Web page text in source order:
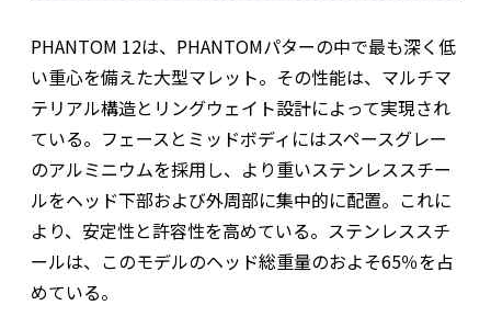
PHANTOM 12は、PHANTOMパターの中で最も深く低
い重心を備えた大型マレット。その性能は、マルチマ
テリアル構造とリングウェイト設計によって実現され
ている。フェースとミッドボディにはスペースグレー
のアルミニウムを採用し、より重いステンレススチー
ルをヘッド下部および外周部に集中的に配置。これに
より、安定性と許容性を高めている。ステンレススチ
ールは、このモデルのヘッド総重量のおよそ65％を占
めている。